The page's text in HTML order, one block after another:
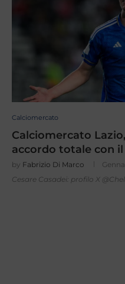
Calciomercato
Calciomercato
accordo totale con il
by Fabrizio Di Marco
Cesare Casadei: profilo X